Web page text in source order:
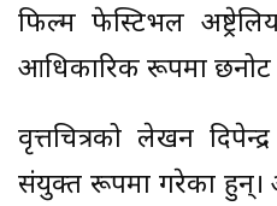
फिल्म फेस्टिभल
आधिकारिक रूपमा
वृत्तचित्रको लेखन
संयुक्त रूपमा गरेका हुन्।